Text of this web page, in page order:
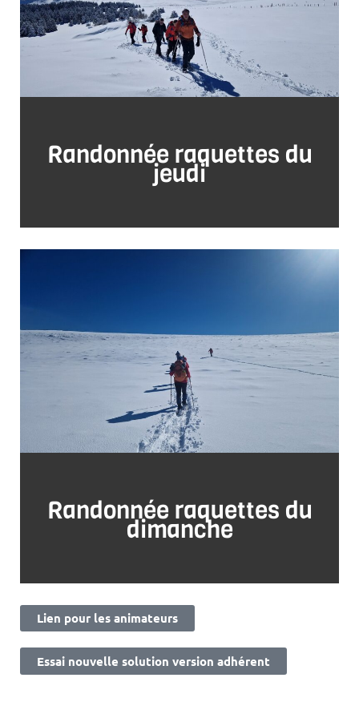
Randonnée raquettes du
jeudi
Randonnée raquettes du
dimanche
Lien pour les animateurs
Essai nouvelle solution version adhérent